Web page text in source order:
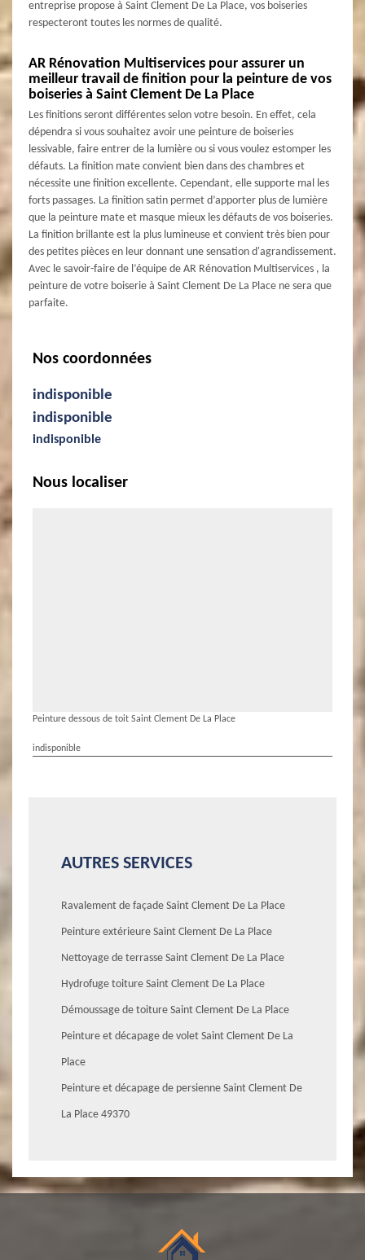
entreprise propose à Saint Clement De La Place, vos boiseries
respecteront toutes les normes de qualité.
AR Rénovation Multiservices pour assurer un
meilleur travail de finition pour la peinture de vos
boiseries à Saint Clement De La Place
Les finitions seront différentes selon votre besoin. En effet, cela
dépendra si vous souhaitez avoir une peinture de boiseries
lessivable, faire entrer de la lumière ou si vous voulez estomper les
défauts. La finition mate convient bien dans des chambres et
nécessite une finition excellente. Cependant, elle supporte mal les
forts passages. La finition satin permet d’apporter plus de lumière
que la peinture mate et masque mieux les défauts de vos boiseries.
La finition brillante est la plus lumineuse et convient très bien pour
des petites pièces en leur donnant une sensation d'agrandissement.
Avec le savoir-faire de l’équipe de AR Rénovation Multiservices , la
peinture de votre boiserie à Saint Clement De La Place ne sera que
parfaite.
Nos coordonnées
indisponible
indisponible
indisponible
Nous localiser
Peinture dessous de toit Saint Clement De La Place
indisponible
AUTRES SERVICES
Ravalement de façade Saint Clement De La Place
Peinture extérieure Saint Clement De La Place
Nettoyage de terrasse Saint Clement De La Place
Hydrofuge toiture Saint Clement De La Place
Démoussage de toiture Saint Clement De La Place
Peinture et décapage de volet Saint Clement De La
Place
Peinture et décapage de persienne Saint Clement De
La Place 49370